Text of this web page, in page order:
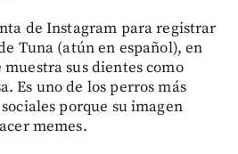
de Instagram para registrar
Tuna (atún en español), en
sus dientes como
Es uno de los perros más
porque su imagen
memes.